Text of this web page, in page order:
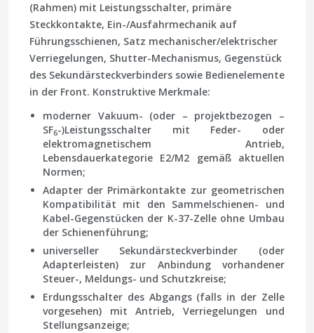
(Rahmen) mit Leistungsschalter, primäre
Steckkontakte, Ein-/Ausfahrmechanik auf
Führungsschienen, Satz mechanischer/elektrischer
Verriegelungen, Shutter-Mechanismus, Gegenstück
des Sekundärsteckverbinders sowie Bedienelemente
in der Front. Konstruktive Merkmale:
moderner Vakuum- (oder – projektbezogen –
SF6-)Leistungsschalter mit Feder- oder
elektromagnetischem Antrieb,
Lebensdauerkategorie E2/M2 gemäß aktuellen
Normen;
Adapter der Primärkontakte zur geometrischen
Kompatibilität mit den Sammelschienen- und
Kabel-Gegenstücken der K-37-Zelle ohne Umbau
der Schienenführung;
universeller Sekundärsteckverbinder (oder
Adapterleisten) zur Anbindung vorhandener
Steuer-, Meldungs- und Schutzkreise;
Erdungsschalter des Abgangs (falls in der Zelle
vorgesehen) mit Antrieb, Verriegelungen und
Stellungsanzeige;